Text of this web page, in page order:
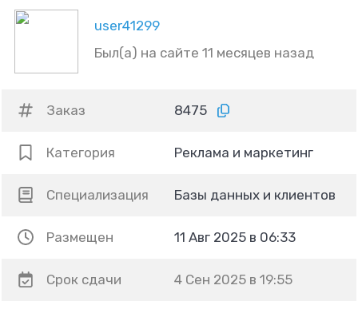
user41299
Был(а) на сайте 11 месяцев назад
Заказ 8475
Категория Реклама и маркетинг
Специализация Базы данных и клиентов
Размещен 11 Авг 2025 в 06:33
Срок сдачи 4 Сен 2025 в 19:55